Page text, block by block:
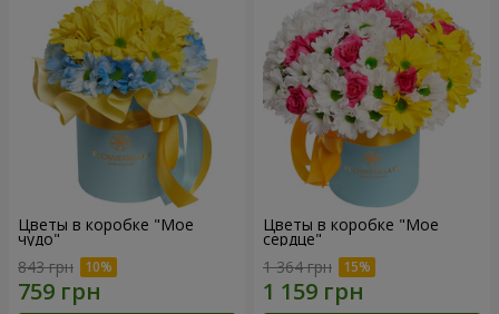
Цветы в коробке "Мое
чудо"
843 грн
Цветы в коробке "Мое
сердце"
1 364 грн